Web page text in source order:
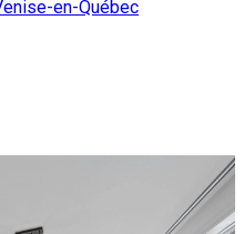
en-Québec